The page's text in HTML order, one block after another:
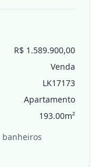
R$ 1.589.900,00
Venda
LK17173
Apartamento
193.00m²
banheiros